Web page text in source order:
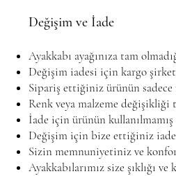
Değişim ve İade
Ayakkabı ayağınıza tam
Değişim iadesi için kargo
Sipariş ettiğiniz ürünün sadece
Renk veya malzeme değişikliği
İade için ürünün
Değişim için bize ettiğiniz iade
Sizin memnuniyetiniz ve
Ayakkabılarımız size şıklığı